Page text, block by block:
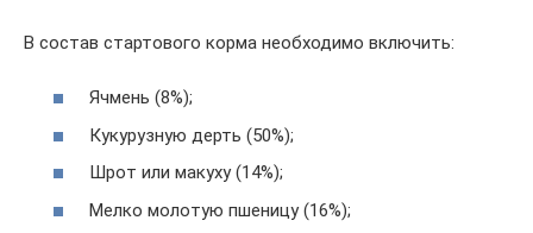
В состав стартового корма необходимо включить:
Ячмень (8%);
Кукурузную дерть (50%);
Шрот или макуху (14%);
Мелко молотую пшеницу (16%);